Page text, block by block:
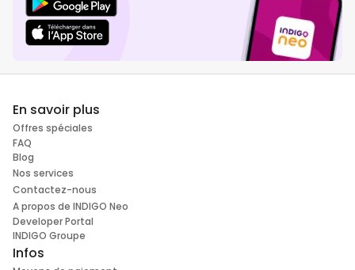
En savoir plus
Offres spéciales
FAQ
Blog
Nos services
Contactez-nous
A propos de INDIGO Neo
Developer Portal
INDIGO Groupe
Infos